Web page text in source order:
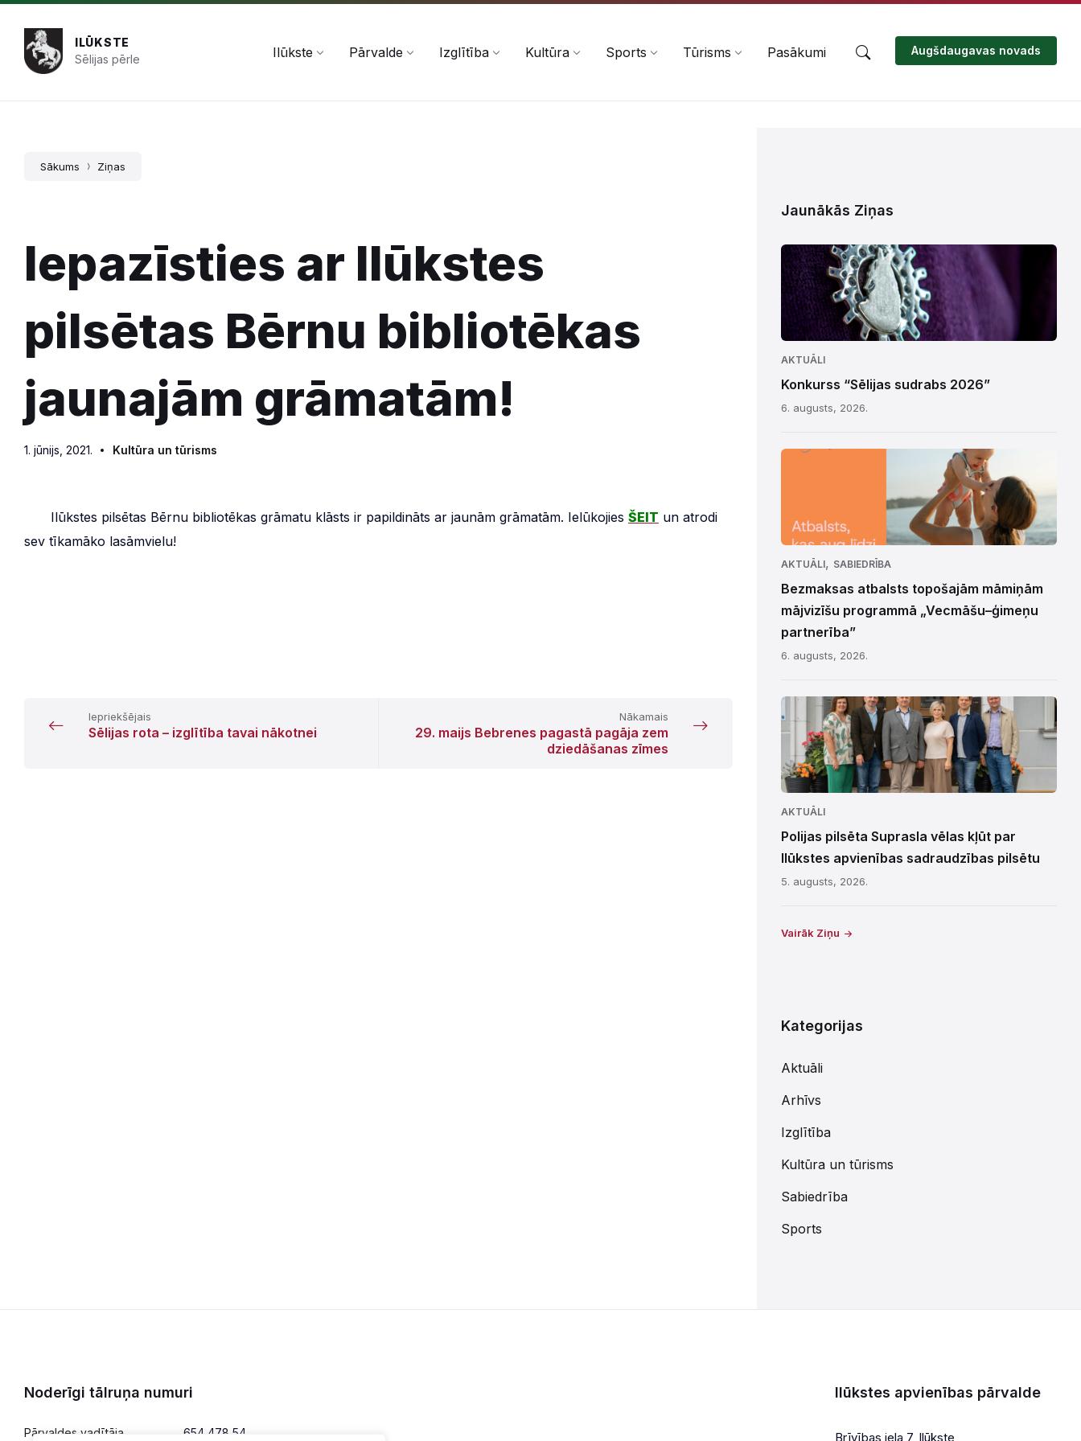
Pāriet
saturu
Skip
navigation
Skip
footer
ILŪKSTE
Sēlijas pērle
Ilūkste Pārvalde Izglītība Kultūra Sports Tūrisms Pasākumi Augšdaugavas novads
Sākums Ziņas
Iepazīsties ar Ilūkstes
pilsētas Bērnu bibliotēkas
jaunajām grāmatām!
1. jūnijs, 2021. Kultūra un tūrisms
Ilūkstes pilsētas Bērnu bibliotēkas grāmatu klāsts ir papildināts ar jaunām grāmatām. Ielūkojies ŠEIT un atrodi
sev tīkamāko lasāmvielu!
Iepriekšējais
Sēlijas rota – izglītība tavai nākotnei
Nākamais
29. maijs Bebrenes pagastā pagāja zem
dziedāšanas zīmes
Jaunākās Ziņas
AKTUĀLI
Konkurss “Sēlijas sudrabs 2026”
6. augusts, 2026.
AKTUĀLI, SABIEDRĪBA
Bezmaksas atbalsts topošajām māmiņām
mājvizīšu programmā „Vecmāšu–ģimeņu
partnerība”
6. augusts, 2026.
AKTUĀLI
Polijas pilsēta Suprasla vēlas kļūt par
Ilūkstes apvienības sadraudzības pilsētu
5. augusts, 2026.
Vairāk Ziņu
Kategorijas
Aktuāli
Arhīvs
Izglītība
Kultūra un tūrisms
Sabiedrība
Sports
Noderīgi tālruņa numuri
Pārvaldes vadītāja 654 478 54
Ilūkstes apvienības pārvalde
Brīvības iela 7, Ilūkste,